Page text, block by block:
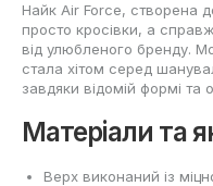
Найк Air Force, створена
просто кросівки, а
від улюбленого бренду.
стала хітом серед
завдяки відомій формі
Матеріали та
Верх виконаний із